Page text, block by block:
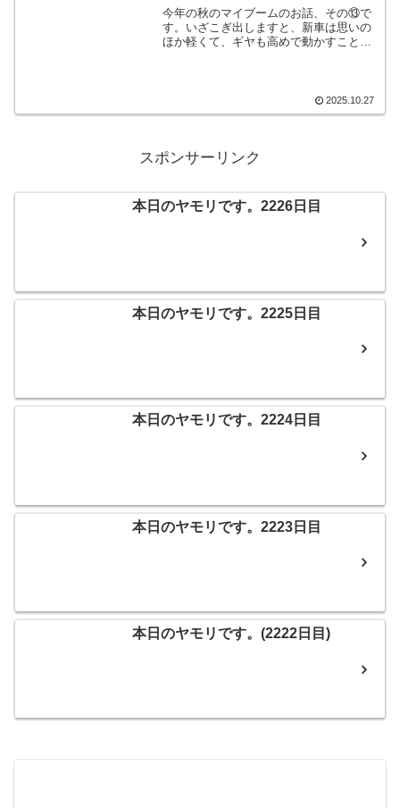
今年の秋のマイブームのお話、その⑬で
す。いざこぎ出しますと、新車は思いの
ほか軽くて、ギヤも高めで動かすことが
そんなこんな本日のヤモリです。2025.10.27
スポンサーリンク
本日のヤモリです。2226日目
本日のヤモリです。2225日目
本日のヤモリです。2224日目
本日のヤモリです。2223日目
本日のヤモリです。(2222日目)